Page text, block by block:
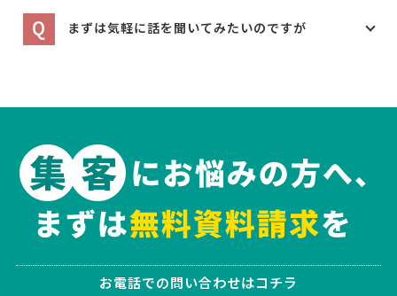
Q まずは気軽に話を聞いてみたいのですが
お電話での問い合わせはコチラ